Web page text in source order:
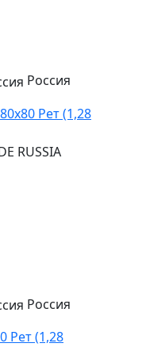
Россия
Рет (1,28
RUSSIA
Россия
Рет (1,28